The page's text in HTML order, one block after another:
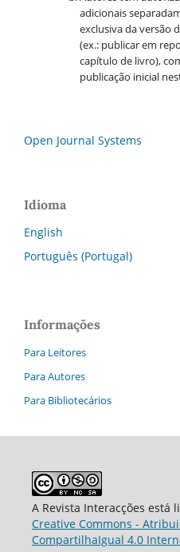
adicionais
exclusiva da versão
(ex.: publicar em
capítulo de livro),
publicação inicial
Open Journal Systems
Idioma
English
Português (Portugal)
Informações
Para Leitores
Para Autores
Para Bibliotecários
A Revista Interacções está
Creative Commons -
CompartilhaIgual 4.0